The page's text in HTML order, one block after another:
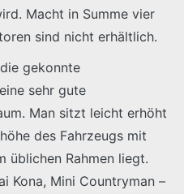
Macht in Summe vier
sind nicht erhältlich.
gekonnte
sehr gute
Man sitzt leicht erhöht
des Fahrzeugs mit
üblichen Rahmen liegt.
Kona, Mini Countryman –